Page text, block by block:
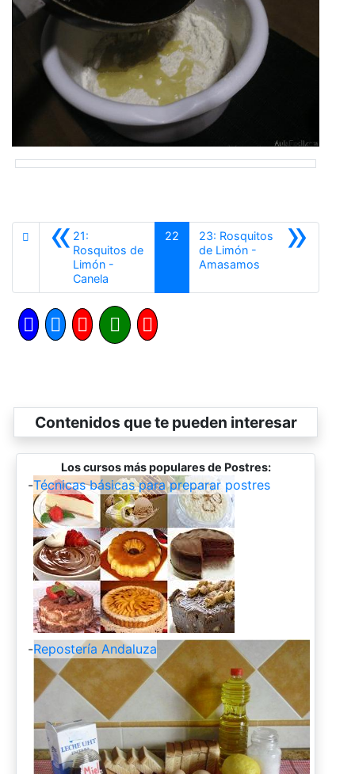
«21:
Rosquitos de
Limón -
Canela
22 »
23: Rosquitos
de Limón -
AmasamosSiguiente
Contenidos que te pueden interesar
Los cursos más populares de Postres:
-Técnicas básicas para preparar postres
-Repostería Andaluza